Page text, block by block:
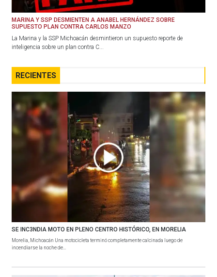
MARINA Y SSP DESMIENTEN A ANABEL HERNÁNDEZ SOBRE
SUPUESTO PLAN CONTRA CARLOS MANZO
La Marina y la SSP Michoacán desmintieron un supuesto reporte de
inteligencia sobre un plan contra C...
RECIENTES
SE INC3NDIA MOTO EN PLENO CENTRO HISTÓRICO, EN MORELIA
Morelia, Michoacán Una motocicleta terminó completamente calcinada luego de
incendiarse la noche de...